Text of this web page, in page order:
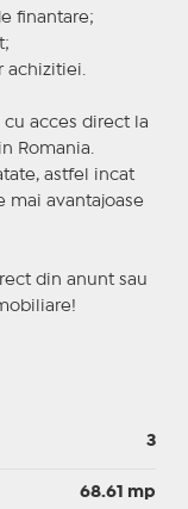
finantare;
achizitiei.
cu acces direct la
Romania.
astfel incat
mai avantajoase
din anunt sau
3
68.61 mp